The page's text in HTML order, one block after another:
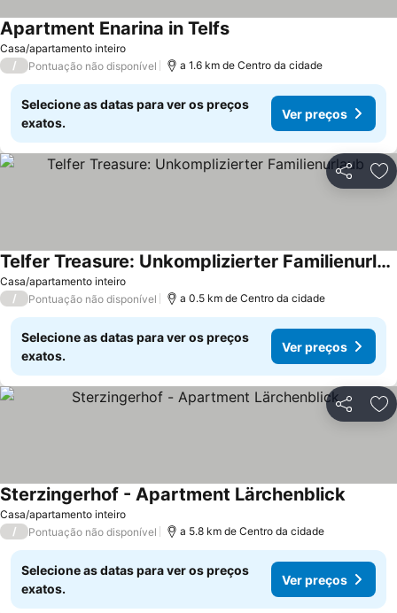
Casa/apartamento inteiro
Apartment Enarina in TelfsVer preços
/ Pontuação não disponível a 1.6 km de Centro da cidade
Selecione as datas para ver os preços
exatos.
Ver preços
Partilhar
Casa/apartamento inteiro
Telfer Treasure: Unkomplizierter Familienurlaub
Ver preços
/ Pontuação não disponível a 0.5 km de Centro da cidade
Selecione as datas para ver os preços
exatos.
Ver preços
Partilhar
Casa/apartamento inteiro
Sterzingerhof - Apartment LärchenblickVer
/ Pontuação não disponível a 5.8 km de Centro da cidade
Selecione as datas para ver os preços
exatos.
Ver preços